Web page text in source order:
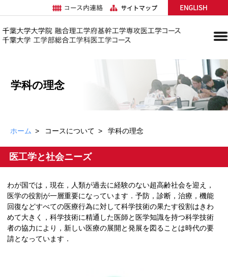
学科の理念
ホーム コースについて 学科の理念
医工学と社会ニーズ
わが国では，現在，人類が過去に経験のない超高齢社会を迎え，
医学の役割が一層重要になっています．予防，診断，治療，機能
回復などすべての医療行為に対して科学技術の果たす役割はきわ
めて大きく，科学技術に精通した医師と医学知識を持つ科学技術
者の協力により，新しい医療の展開と発展を図ることは時代の要
請となっています．